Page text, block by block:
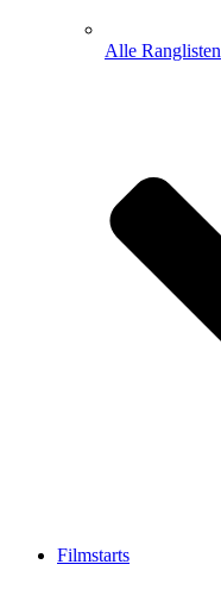
Alle Ranglisten
Filmstarts